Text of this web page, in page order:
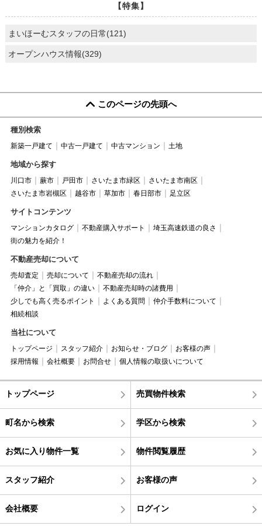
【特集】
まいほーむスタッフの日常(121)
オープンハウス情報(329)
このページの先頭へ
種別検索
新築一戸建て 中古一戸建て 中古マンション 土地
地域から探す
川口市 蕨市 戸田市 さいたま市緑区
さいたま市南区
さいたま市岩槻区
越谷市 草加市 春日部市 足立区
サイトコンテンツ
マンションカタログ 不動産購入サポート
埼玉高速鉄道の良さ
街の魅力を紹介！
不動産売却について
売却査定 売却について
不動産売却の流れ
「仲介」と「買取」の違い
不動産売却時の諸費用
少しでも高く売るポイント
よくある質問
仲介手数料について
相続相談
当社について
トップページ スタッフ紹介 お知らせ・ブログ
お客様の声
採用情報
会社概要 お問合せ 個人情報の取扱いについて
トップページ 売買物件検索
町名から検索 学区から検索
お気に入り物件一覧 物件閲覧履歴
スタッフ紹介 お客様の声
会社概要 ログイン